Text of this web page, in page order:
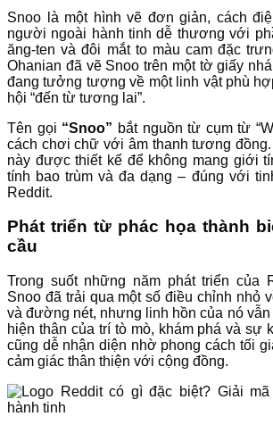
Snoo là một hình vẽ đơn giản, cách
người ngoài hành tinh dễ thương với
ăng-ten và đôi mắt to màu cam đặc
Ohanian đã vẽ Snoo trên một tờ giấy
đang tưởng tượng về một linh vật phù
hội “đến từ tương lai”.
Tên gọi “Snoo” bắt nguồn từ cụm từ
cách chơi chữ với âm thanh tương
này được thiết kế để không mang giới
tính bao trùm và đa dạng – đúng với
Reddit.
Phát triển từ phác họa thành
cầu
Trong suốt những năm phát triển của
Snoo đã trải qua một số điều chỉnh nhỏ
và đường nét, nhưng linh hồn của nó
hiện thân của trí tò mò, khám phá và sự
cũng dễ nhận diện nhờ phong cách tối
cảm giác thân thiện với cộng đồng.